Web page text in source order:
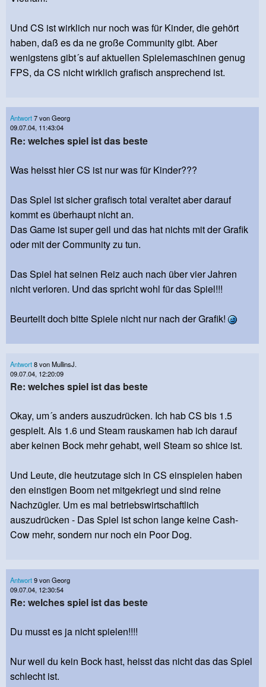
Und CS ist wirklich nur noch was für Kinder, die gehört
haben, daß es da ne große Community gibt. Aber
wenigstens gibt´s auf aktuellen Spielemaschinen genug
FPS, da CS nicht wirklich grafisch ansprechend ist.
Antwort7 von Georg
09.07.04, 11:43:04
Re: welches spiel ist das beste
Was heisst hier CS ist nur was für Kinder???
Das Spiel ist sicher grafisch total veraltet aber darauf
kommt es überhaupt nicht an.
Das Game ist super geil und das hat nichts mit der Grafik
oder mit der Community zu tun.
Das Spiel hat seinen Reiz auch nach über vier Jahren
nicht verloren. Und das spricht wohl für das Spiel!!!
Beurteilt doch bitte Spiele nicht nur nach der Grafik!
Antwort8 von MullinsJ.
09.07.04, 12:20:09
Re: welches spiel ist das beste
Okay, um´s anders auszudrücken. Ich hab CS bis 1.5
gespielt. Als 1.6 und Steam rauskamen hab ich darauf
aber keinen Bock mehr gehabt, weil Steam so shice ist.
Und Leute, die heutzutage sich in CS einspielen haben
den einstigen Boom net mitgekriegt und sind reine
Nachzügler. Um es mal betriebswirtschaftlich
auszudrücken - Das Spiel ist schon lange keine Cash-
Cow mehr, sondern nur noch ein Poor Dog.
Antwort9 von Georg
09.07.04, 12:30:54
Re: welches spiel ist das beste
Du musst es ja nicht spielen!!!!
Nur weil du kein Bock hast, heisst das nicht das das Spiel
schlecht ist.